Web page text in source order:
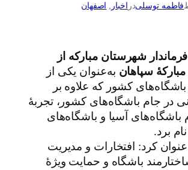
فاطمه توسلیدر اخبار اصفهان
فرماندار شهرستان مبارکه از
مبارکۀ سپاهان به‌عنوان یکی از
باشگاه‌های کشور که علاوه بر
در جام باشگاه‌های کشور، تجربۀ
آسیا و باشگاه‌های
برد.
عنوان کرد: افتخارات و مدیریت
باشگاه و حمایت ویژۀ